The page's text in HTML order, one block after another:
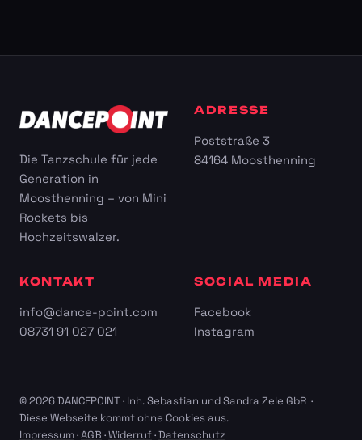
Die Tanzschule für jede
Generation in
Moosthenning – von Mini
Rockets bis
Hochzeitswalzer.
ADRESSE
Poststraße 3
84164 Moosthenning
KONTAKT
info@dance-point.com
08731 91 027 021
SOCIAL MEDIA
Facebook
Instagram
© 2026 DANCEPOINT · Inh. Sebastian und Sandra Zele GbR ·
Diese Webseite kommt ohne Cookies aus.
Impressum·AGB ·Widerruf·Datenschutz